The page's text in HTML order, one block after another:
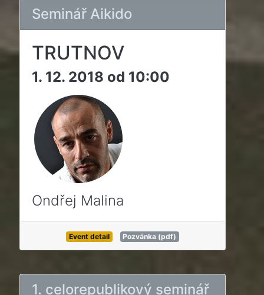
Seminář Aikido
TRUTNOV
1. 12. 2018 od 10:00
Ondřej Malina
Event detail Pozvánka (pdf)
1. celorepublikový seminář